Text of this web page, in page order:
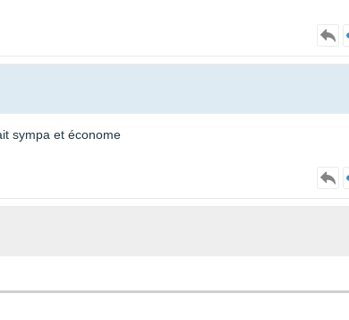
sympa et économe